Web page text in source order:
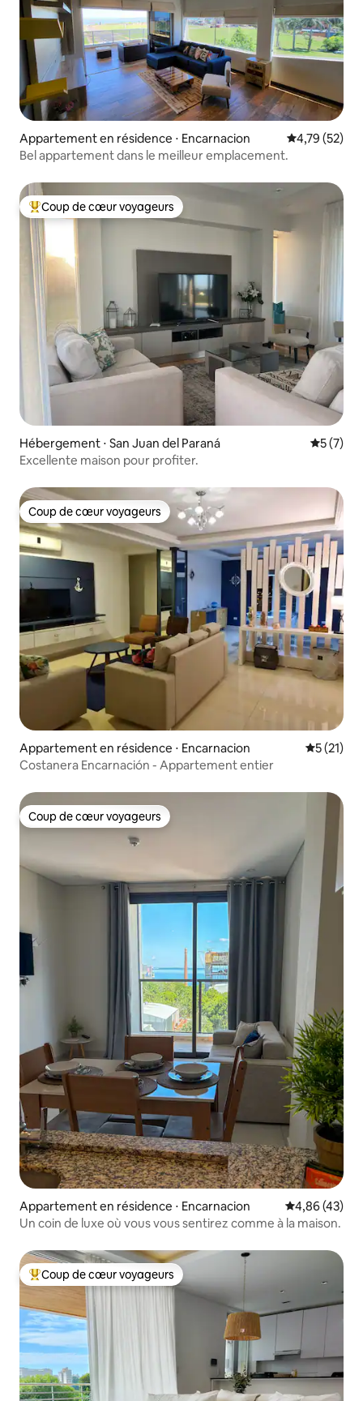
Appartement en résidence ⋅ Encarnacion Évaluation
4,79 (52)
Bel appartement dans le meilleur emplacement.
Coups de cœur voyageurs les plus appréciés
Coup de cœur voyageurs
Hébergement ⋅ San Juan del Paraná
5 (7)
Excellente maison pour profiter.
Coup de cœur voyageurs
Coup de cœur voyageurs
Appartement en résidence ⋅ Encarnacion
5 (21)
Costanera Encarnación - Appartement entier
Coup de cœur voyageurs
Coup de cœur voyageurs
Appartement en résidence ⋅ Encarnacion Évaluation
4,86 (43)
Un coin de luxe où vous vous sentirez comme à la maison.
Coups de cœur voyageurs les plus appréciés
Coup de cœur voyageurs